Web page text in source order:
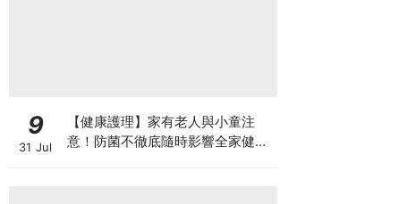
9
31 Jul
【健康護理】家有老人與小童注
意！防菌不徹底隨時影響全家健康